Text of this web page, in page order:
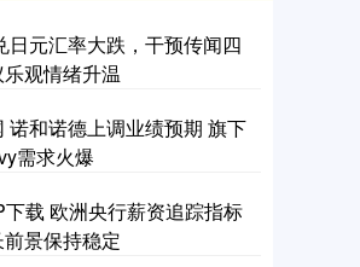
日元汇率大跌，干预传闻四
观情绪升温
诺和诺德上调业绩预期 旗下
需求火爆
载 欧洲央行薪资追踪指标
景保持稳定